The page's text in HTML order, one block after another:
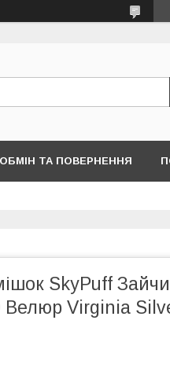
ОБМІН ТА ПОВЕРНЕННЯ
SkyPuff
Велюр Virginia